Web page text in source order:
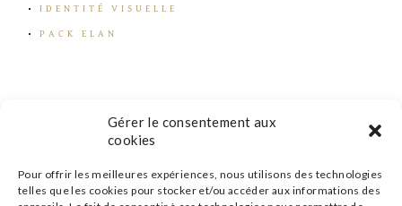
Gérer le consentement aux
cookies
Pour offrir les meilleures expériences, nous utilisons des technologies
telles que les cookies pour stocker et/ou accéder aux informations des
IDENTITÉ VISUELLE
PACK ELAN